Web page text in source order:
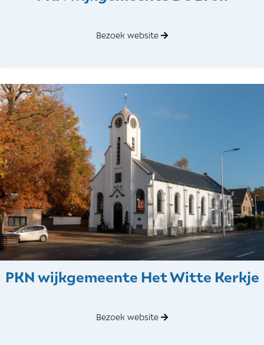
Bezoek website
PKN wijkgemeente Het Witte Kerkje
Bezoek website